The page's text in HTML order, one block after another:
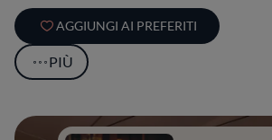
AGGIUNGI AI PREFERITI
PIÙ